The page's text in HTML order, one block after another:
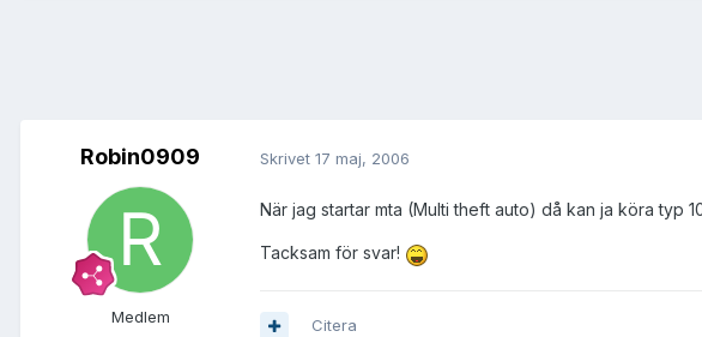
Robin0909
Medlem
Skrivet 17 maj, 2006
När jag startar mta (Multi theft auto) då kan ja köra typ
Tacksam för svar!
Citera